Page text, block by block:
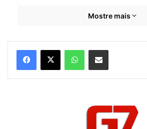
representatividade
documentos por ela
Federal, com a abertura de
apurar possíveis crimes
governador Carlos Brandão
Mostre mais